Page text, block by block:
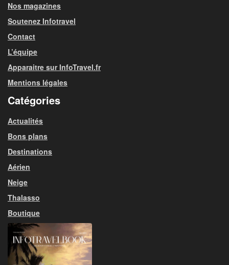
Nos magazines
Soutenez Infotravel
Contact
L’équipe
Apparaitre sur InfoTravel.fr
Mentions légales
Catégories
Actualités
Bons plans
Destinations
Aérien
Neige
Thalasso
Boutique